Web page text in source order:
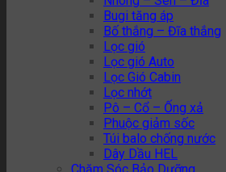
Bugi tăng áp
Bố thắng – Đĩa thắng
Lọc gió
Lọc gió Auto
Lọc Gió Cabin
Lọc nhớt
Pô – Cổ – Ống xả
Phuộc giảm sốc
Túi balo chống nước
Dây Dầu HEL